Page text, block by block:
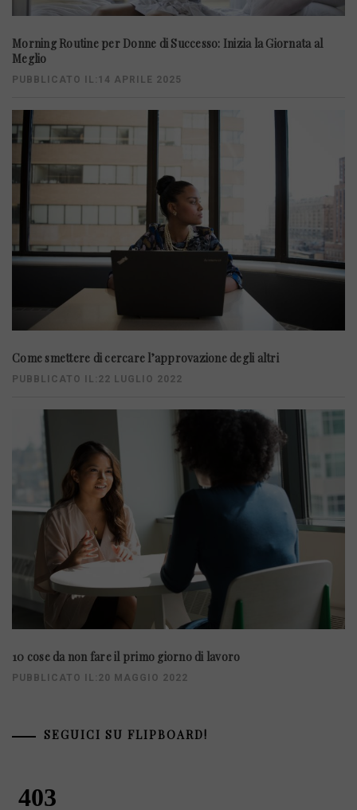
Morning Routine per Donne di Successo: Inizia la Giornata al
Meglio
PUBBLICATO IL:14 APRILE 2025
Come smettere di cercare l’approvazione degli altri
PUBBLICATO IL:22 LUGLIO 2022
10 cose da non fare il primo giorno di lavoro
PUBBLICATO IL:20 MAGGIO 2022
SEGUICI SU FLIPBOARD!